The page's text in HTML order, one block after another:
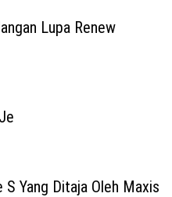
Lupa Renew
S Yang Ditaja Oleh Maxis